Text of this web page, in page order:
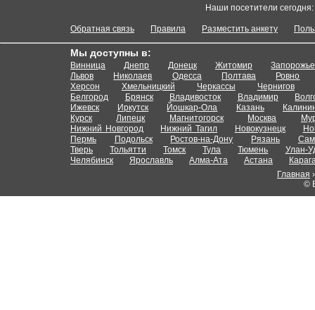
Наши посетители сегодня:
Обратная связь Правила Разместить анкету
Мы доступны в:
Винница Днепр Донецк Житомир
Запорожье
Львов
Николаев Одесса Полтава
Ровно
Херсон
Хмельницкий Черкассы
Чернигов
Белгород
Брянск Владивосток Владимир
Ижевск
Иркутск Йошкар-Ола Казань
Курск
Липецк Магнитогорск Москва
Нижний Новгород
Нижний Тагил Новокузнецк
Пермь
Подольск Ростов-на-Дону Рязань
Тверь
Тольятти Томск Тула Тюмень
Улан-
Челябинск
Ярославль Алма-Ата Астана
Главная
©